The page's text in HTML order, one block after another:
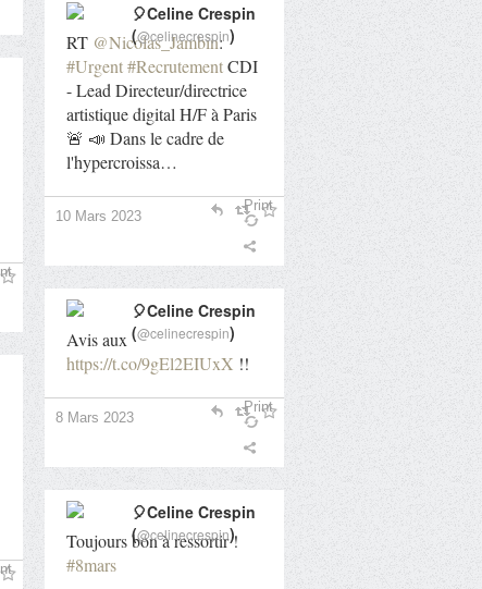
RT @Nicolas_Jambin:
#Urgent#RecrutementCDI
- Lead Directeur/directrice
artistique digital H/F à Paris
🚨 📣 Dans le cadre de
l'hypercroissa…
🎈Celine Crespin
(@celinecrespin)
10 Mars 2023
Print
Avis aux
https://t.co/9gEl2EIUxX !!
🎈Celine Crespin
(@celinecrespin)
8 Mars 2023
Print
Toujours bon à ressortir !
#8mars
🎈Celine Crespin
(@celinecrespin)